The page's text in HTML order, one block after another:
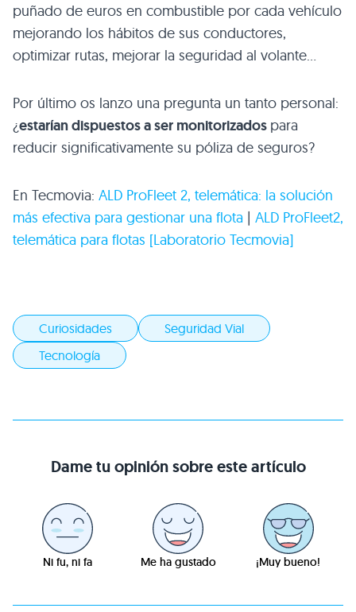
puñado de euros en combustible por cada vehículo
mejorando los hábitos de sus conductores,
optimizar rutas, mejorar la seguridad al volante…
Por último os lanzo una pregunta un tanto personal:
¿estarían dispuestos a ser monitorizados para
reducir significativamente su póliza de seguros?
En Tecmovia: ALD ProFleet 2, telemática: la solución
más efectiva para gestionar una flota | ALD ProFleet2,
telemática para flotas [Laboratorio Tecmovia]
Curiosidades
Seguridad Vial
Tecnología
Dame tu opinión sobre este artículo
Ni fu, ni fa Me ha gustado ¡Muy bueno!